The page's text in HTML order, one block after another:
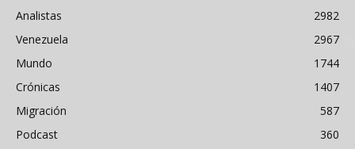
Analistas
2982
Venezuela
2967
Mundo
1744
Crónicas
1407
Migración
587
Podcast
360